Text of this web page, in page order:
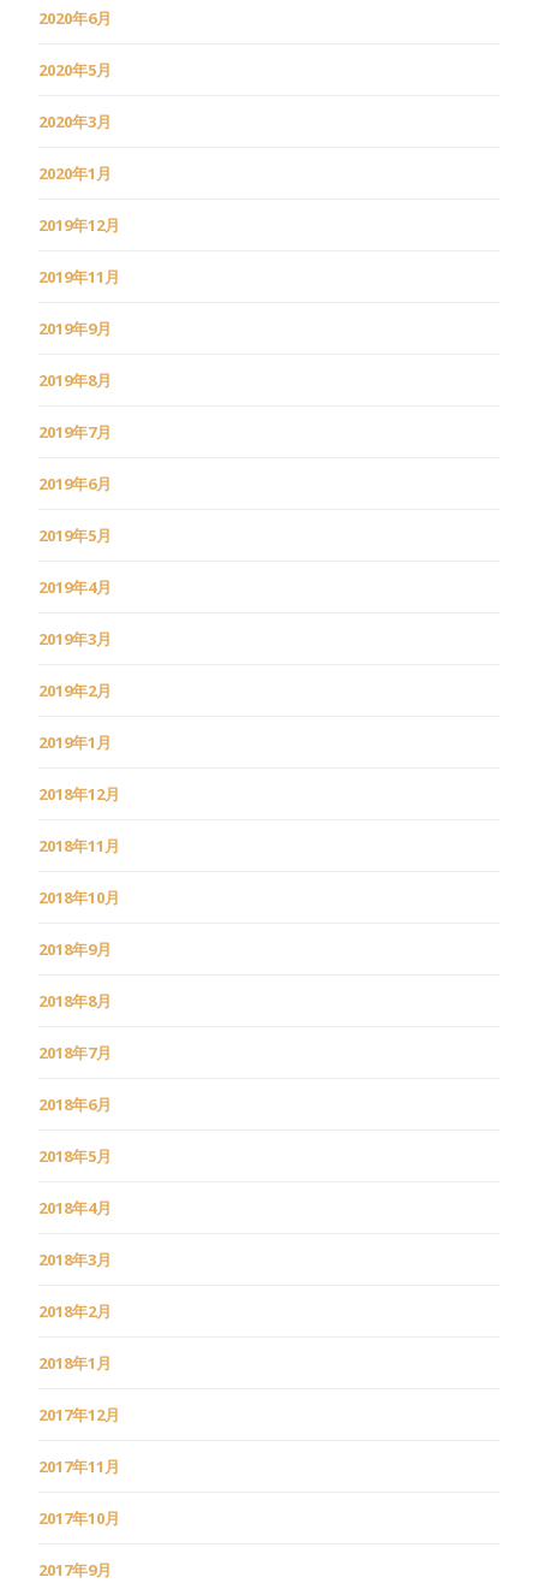
2020年6月
2020年5月
2020年3月
2020年1月
2019年12月
2019年11月
2019年9月
2019年8月
2019年7月
2019年6月
2019年5月
2019年4月
2019年3月
2019年2月
2019年1月
2018年12月
2018年11月
2018年10月
2018年9月
2018年8月
2018年7月
2018年6月
2018年5月
2018年4月
2018年3月
2018年2月
2018年1月
2017年12月
2017年11月
2017年10月
2017年9月